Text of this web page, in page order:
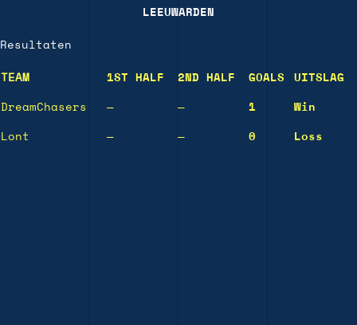
LEEUWARDEN
Resultaten
TEAM 1ST HALF 2ND HALF GOALS UITSLAG
DreamChasers — — 1 Win
Lont — — 0 Loss